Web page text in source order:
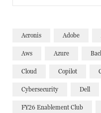
for:
Acronis Adobe
Aws Azure
Cloud Copilot
Cybersecurity Dell
FY26 Enablement Club